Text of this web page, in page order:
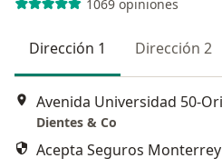
1069 opiniones
Dirección 1 Dirección 2
Dientes & Co
Acepta Seguros Monterrey